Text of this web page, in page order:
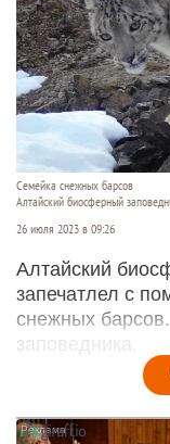
Семейка снежных барсов
Алтайский биосферный
26 июля 2023 в 09:26
Алтайский
запечатлел с
снежных
заповедника.